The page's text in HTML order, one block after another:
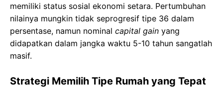
memiliki status sosial ekonomi setara. Pertumbuhan
nilainya mungkin tidak seprogresif tipe 36 dalam
persentase, namun nominal capital gain yang
didapatkan dalam jangka waktu 5-10 tahun sangatlah
masif.
Strategi Memilih Tipe Rumah yang Tepat